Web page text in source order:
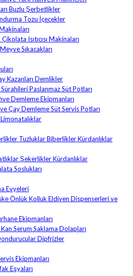
Buzlu Şerbetlikler
Tozu İçecekler
Isıtıcısı Makinaları
Sıkacakları
Kazanları Demlikler
Paslanmaz Süt Potları
Demleme Ekipmanları
Çay Demleme Süt Servis Potları
Tuzluklar Biberlikler Kürdanlıklar
Şekerlikler Kürdanlıklar
Soslukları
Evyeleri
Önlük Kolluk Eldiven Dispenserleri ve
Ekipmanları
Serum Saklama Dolapları
Dipfrizler
Ekipmanları
Eşyaları